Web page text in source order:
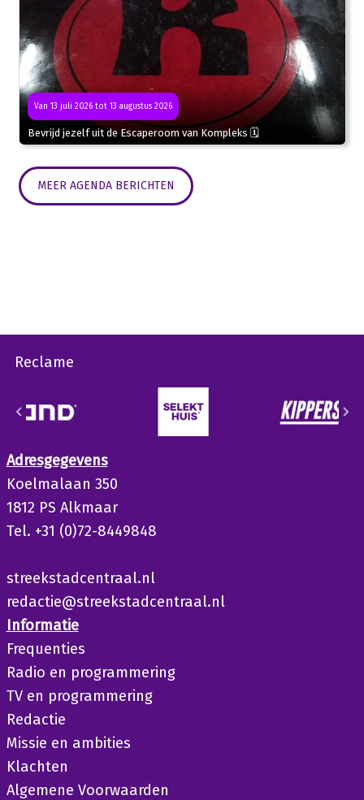
Van 13 juli 2026 tot 13 augustus 2026
Bevrijd jezelf uit de Escaperoom van Kompleks 🗓
MEER AGENDA BERICHTEN
Reclame
Adresgegevens
Koelmalaan 350
1812 PS Alkmaar
Tel. +31 (0)72-8449848
streekstadcentraal.nl
redactie@streekstadcentraal.nl
Informatie
Frequenties
Radio en programmering
TV en programmering
Redactie
Missie en ambities
Klachten
Algemene Voorwaarden